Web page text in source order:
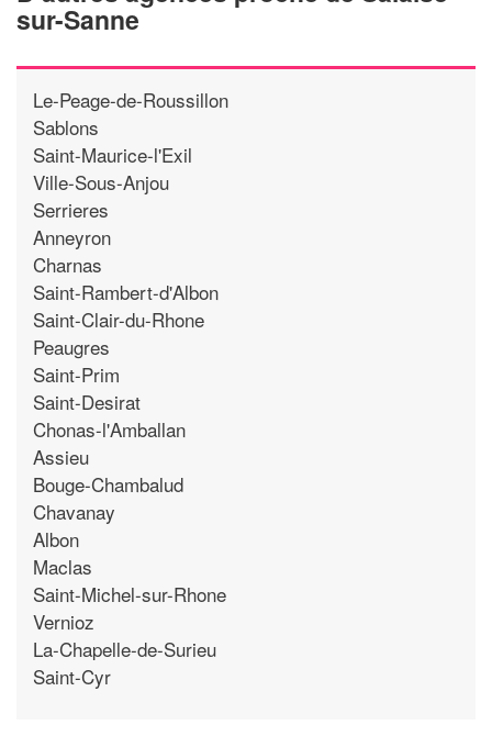
sur-Sanne
Le-Peage-de-Roussillon
Sablons
Saint-Maurice-l'Exil
Ville-Sous-Anjou
Serrieres
Anneyron
Charnas
Saint-Rambert-d'Albon
Saint-Clair-du-Rhone
Peaugres
Saint-Prim
Saint-Desirat
Chonas-l'Amballan
Assieu
Bouge-Chambalud
Chavanay
Albon
Maclas
Saint-Michel-sur-Rhone
Vernioz
La-Chapelle-de-Surieu
Saint-Cyr